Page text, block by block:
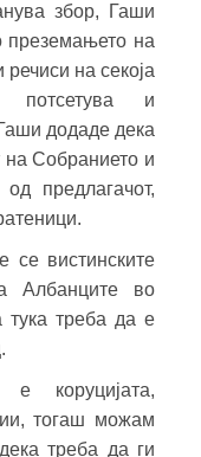
збор, Гаши
преземањето на
на секоја
потсетува и
додаде дека
на Собранието и
предлагачот,
вистинските
Албанците во
тука треба да е
коруцијата,
тогаш можам
треба да ги